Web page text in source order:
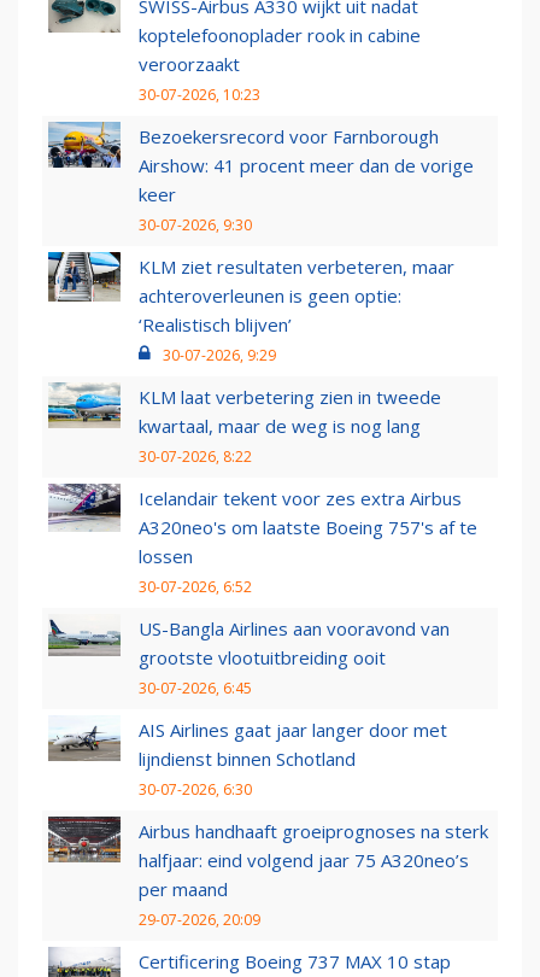
SWISS-Airbus A330 wijkt uit nadat
koptelefoonoplader rook in cabine
veroorzaakt
30-07-2026, 10:23
Bezoekersrecord voor Farnborough
Airshow: 41 procent meer dan de vorige
keer
30-07-2026, 9:30
KLM ziet resultaten verbeteren, maar
achteroverleunen is geen optie:
‘Realistisch blijven’
30-07-2026, 9:29
KLM laat verbetering zien in tweede
kwartaal, maar de weg is nog lang
30-07-2026, 8:22
Icelandair tekent voor zes extra Airbus
A320neo's om laatste Boeing 757's af te
lossen
30-07-2026, 6:52
US-Bangla Airlines aan vooravond van
grootste vlootuitbreiding ooit
30-07-2026, 6:45
AIS Airlines gaat jaar langer door met
lijndienst binnen Schotland
30-07-2026, 6:30
Airbus handhaaft groeiprognoses na sterk
halfjaar: eind volgend jaar 75 A320neo’s
per maand
29-07-2026, 20:09
Certificering Boeing 737 MAX 10 stap